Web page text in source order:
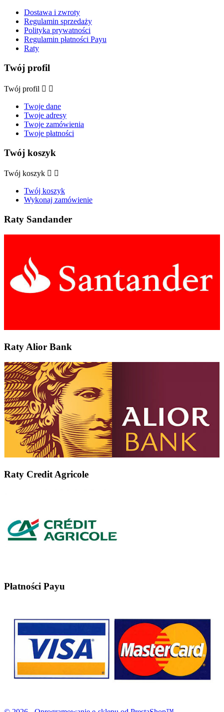
Dostawa i zwroty
Regulamin sprzedaży
Polityka prywatności
Regulamin płatności Payu
Raty
Twój profil
Twój profil  
Twoje dane
Twoje adresy
Twoje zamówienia
Twoje płatności
Twój koszyk
Twój koszyk  
Twój koszyk
Wykonaj zamówienie
Raty Sandander
Raty Alior Bank
Raty Credit Agricole
Płatności Payu